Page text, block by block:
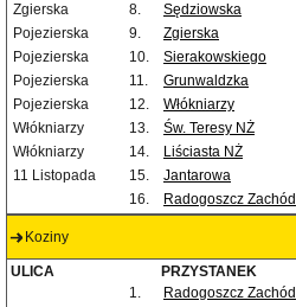
Zgierska
8. Sędziowska
Pojezierska
9. Zgierska
Pojezierska
10. Sierakowskiego
Pojezierska
11. Grunwaldzka
Pojezierska
12. Włókniarzy
Włókniarzy
13. Św. Teresy NŻ
Włókniarzy
14. Liściasta NŻ
11 Listopada
15. Jantarowa
16.
Radogoszcz Zachód
Koziny
ULICA PRZYSTANEK
1.
Radogoszcz Zachód